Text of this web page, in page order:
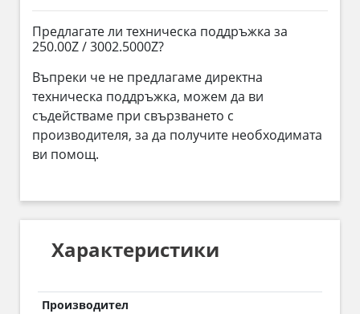
Предлагате ли техническа поддръжка за
250.00Z / 3002.5000Z?
Въпреки че не предлагаме директна
техническа поддръжка, можем да ви
съдействаме при свързването с
производителя, за да получите необходимата
ви помощ.
Характеристики
Производител